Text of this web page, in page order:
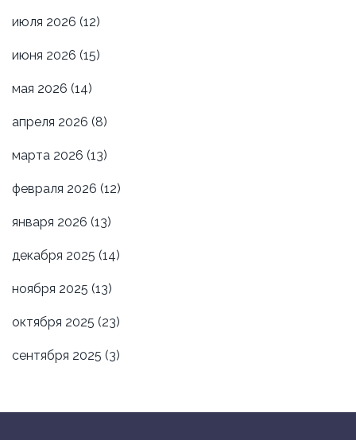
июля 2026 (12)
июня 2026 (15)
мая 2026 (14)
апреля 2026 (8)
марта 2026 (13)
февраля 2026 (12)
января 2026 (13)
декабря 2025 (14)
ноября 2025 (13)
октября 2025 (23)
сентября 2025 (3)